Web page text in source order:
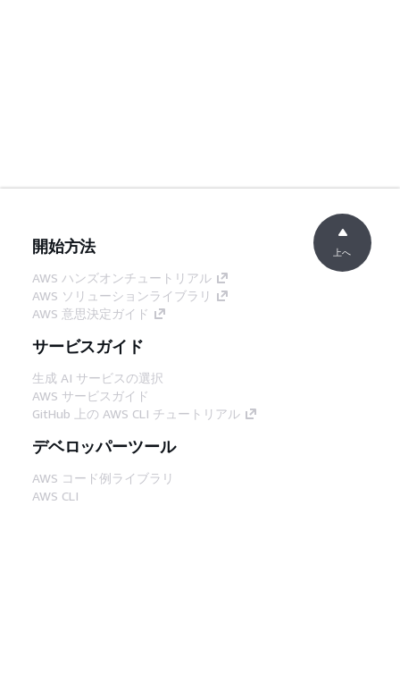
開始方法
AWS ハンズオンチュートリアル
AWS ソリューションライブラリ
AWS 意思決定ガイド
サービスガイド
生成 AI サービスの選択
AWS サービスガイド
GitHub 上の AWS CLI チュートリアル
デベロッパーツール
AWS コード例ライブラリ
AWS CLI
上へ